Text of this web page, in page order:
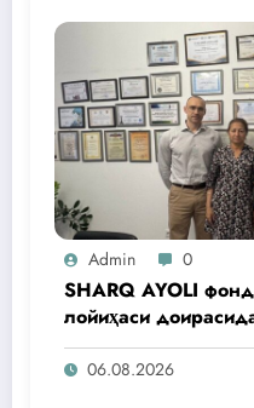
Admin 0
SHARQ AYOLI
лойиҳаси
операциялари
06.08.2026